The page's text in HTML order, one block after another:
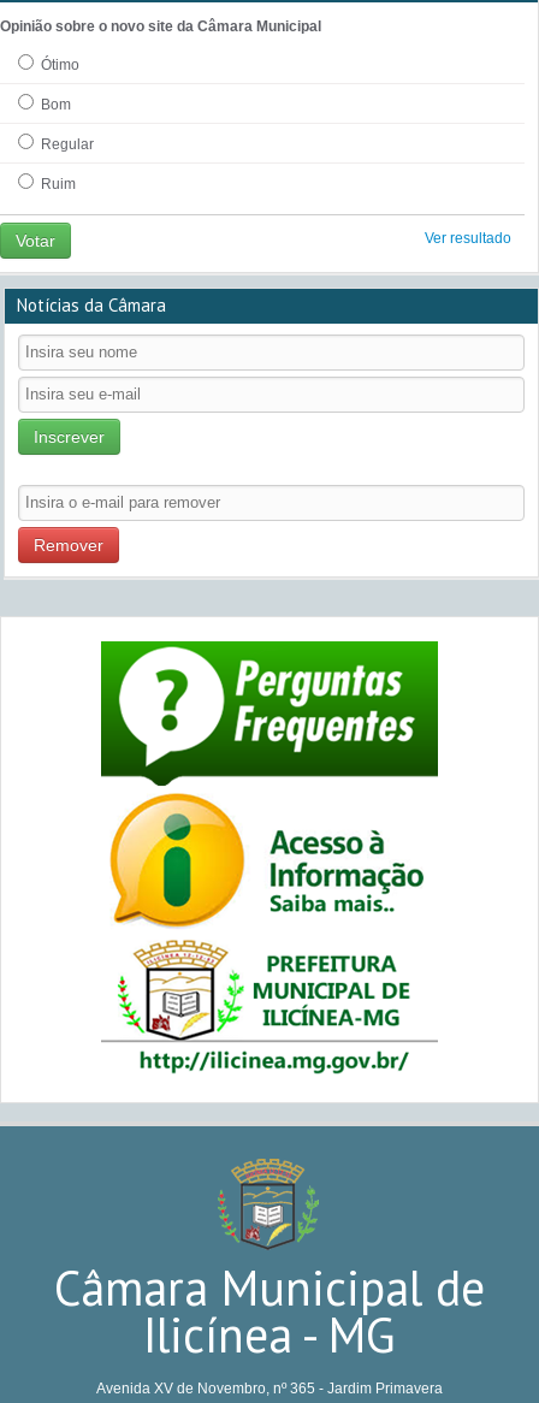
Opinião sobre o novo site da Câmara Municipal
Ótimo
Bom
Regular
Ruim
Votar Ver resultado
Notícias da Câmara
Inscrever
Remover
Câmara Municipal de
Ilicínea - MG
Avenida XV de Novembro, nº 365 - Jardim Primavera